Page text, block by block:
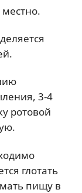
3-4
ротовой
глотать
пищу в